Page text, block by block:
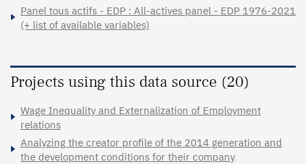
Panel tous actifs - EDP : All-actives panel - EDP 1976-2021
(+ list of available variables)
Projects using this data source (20)
Wage Inequality and Externalization of Employment
relations
Analyzing the creator profile of the 2014 generation and
the development conditions for their company